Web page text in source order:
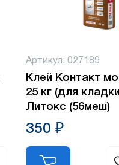
Артикул: 027189
Клей Контакт
25 кг (для
Литокс (56меш)
350 ₽